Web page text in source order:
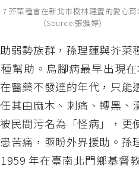
7 芥菜種會在新北市樹林建置的愛心育
（Source:張雅婷）
弱勢族群，孫理蓮與芥菜
幫助。烏腳病最早出現
醫藥不發達的年代，只能
其由麻木、刺痛、轉黑、
民間污名為「怪病」，更
苦痛，亟盼外界援助。
年在臺南北門鄉基督